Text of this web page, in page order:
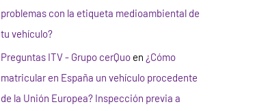
problemas con la etiqueta medioambiental de
tu vehículo?
Preguntas ITV - Grupo cerQuo en ¿Cómo
matricular en España un vehículo procedente
de la Unión Europea? Inspección previa a